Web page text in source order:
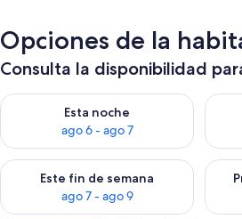
Opciones de la
Consulta la disponibilidad
Esta noche
ago 6 - ago 7
Consulta la disponibilidad para esta
Este fin de semana
ago 7 - ago 9
Consulta la disponibilidad para este